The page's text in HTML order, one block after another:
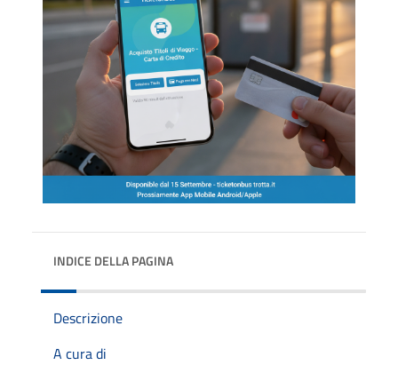
INDICE DELLA PAGINA
Descrizione
A cura di